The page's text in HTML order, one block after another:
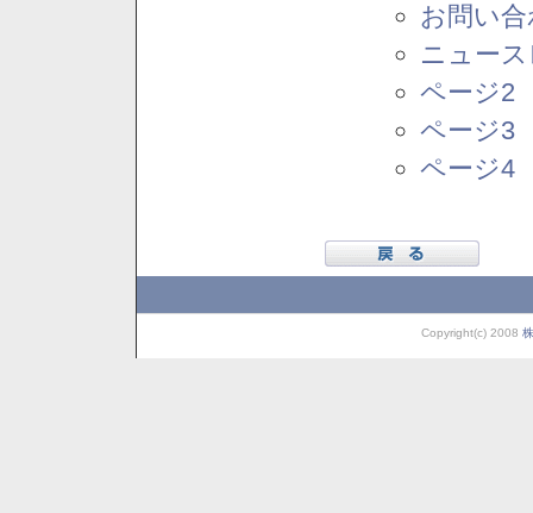
お問い
ニュー
ページ2
ページ3
ページ4
Copyright(c) 2008